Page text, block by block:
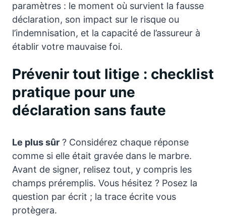
paramètres : le moment où survient la fausse
déclaration, son impact sur le risque ou
l’indemnisation, et la capacité de l’assureur à
établir votre mauvaise foi.
Prévenir tout litige : checklist
pratique pour une
déclaration sans faute
Le plus sûr ? Considérez chaque réponse
comme si elle était gravée dans le marbre.
Avant de signer, relisez tout, y compris les
champs préremplis. Vous hésitez ? Posez la
question par écrit ; la trace écrite vous
protègera.